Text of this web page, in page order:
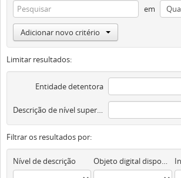
em
Adicionar novo critério
Limitar resultados:
Entidade detentora
Descrição de nível superior
Filtrar os resultados por:
Nível de descrição Objeto digital disponível